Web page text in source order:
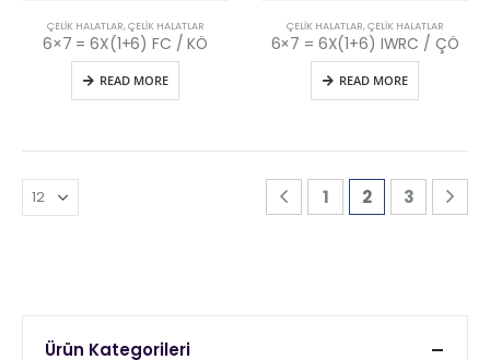
ÇELIK HALATLAR,ÇELIK HALATLAR
6×7 = 6X(1+6) FC / KÖ
READ MORE
ÇELIK HALATLAR,ÇELIK HALATLAR
6×7 = 6X(1+6) IWRC / ÇÖ
READ MORE
1 2 3
Ürün Kategorileri